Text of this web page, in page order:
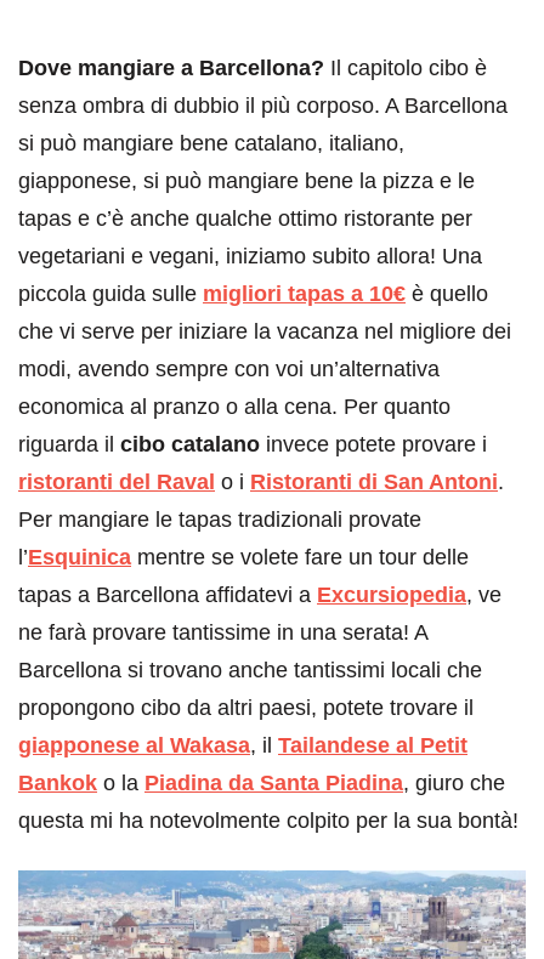
Dove mangiare a Barcellona? Il capitolo cibo è
senza ombra di dubbio il più corposo. A Barcellona
si può mangiare bene catalano, italiano,
giapponese, si può mangiare bene la pizza e le
tapas e c’è anche qualche ottimo ristorante per
vegetariani e vegani, iniziamo subito allora! Una
piccola guida sulle migliori tapas a 10€ è quello
che vi serve per iniziare la vacanza nel migliore dei
modi, avendo sempre con voi un’alternativa
economica al pranzo o alla cena. Per quanto
riguarda il cibo catalano invece potete provare i
ristoranti del Raval o i Ristoranti di San Antoni.
Per mangiare le tapas tradizionali provate
l’Esquinica mentre se volete fare un tour delle
tapas a Barcellona affidatevi a Excursiopedia, ve
ne farà provare tantissime in una serata! A
Barcellona si trovano anche tantissimi locali che
propongono cibo da altri paesi, potete trovare il
giapponese al Wakasa, il Tailandese al Petit
Bankok o la Piadina da Santa Piadina, giuro che
questa mi ha notevolmente colpito per la sua bontà!